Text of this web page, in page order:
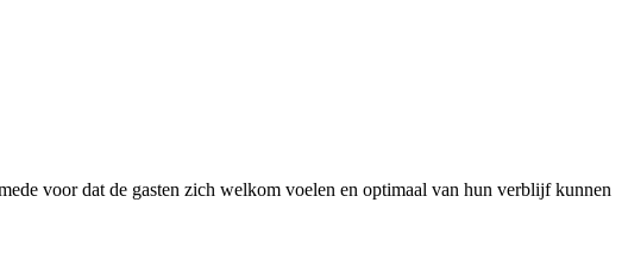
voor dat de gasten zich welkom voelen en optimaal van hun verblijf kunnen